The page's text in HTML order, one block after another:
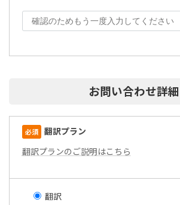
お問い合わせ詳細
必須
翻訳プラン
翻訳プランのご説明はこちら
翻訳